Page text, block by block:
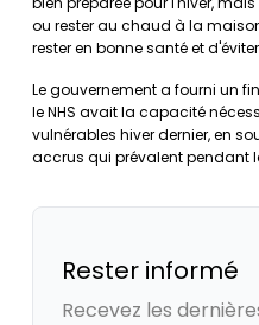
ou rester au chaud à la
rester en bonne santé et
Le gouvernement a fourni un
le NHS avait la capacité
vulnérables hiver dernier, en
accrus qui prévalent pendant
Rester informé
Recevez les